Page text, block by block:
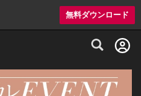
無料ダウンロード
情報・プレミアムレストラン予約